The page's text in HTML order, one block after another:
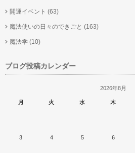
開運イベント (63)
魔法使いの日々のできごと (163)
魔法学 (10)
ブログ投稿カレンダー
2026年8月
月 火 水 木
3 4 5 6